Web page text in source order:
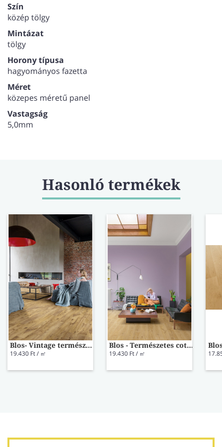
Szín
közép tölgy
Mintázat
tölgy
Horony típusa
hagyományos fazetta
Méret
közepes méretű panel
Vastagság
5,0mm
Hasonló termékek
Blos- Vintage természetes mogyoró vinyl AVSPU40029
19.430 Ft / ㎡
Blos - Természetes cottage tölgy vinyl AVSPU40025
19.430 Ft / ㎡